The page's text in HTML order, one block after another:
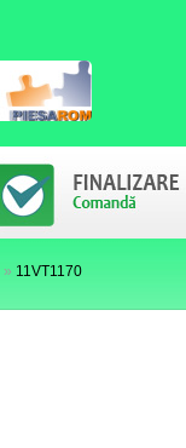
» 11VT1170